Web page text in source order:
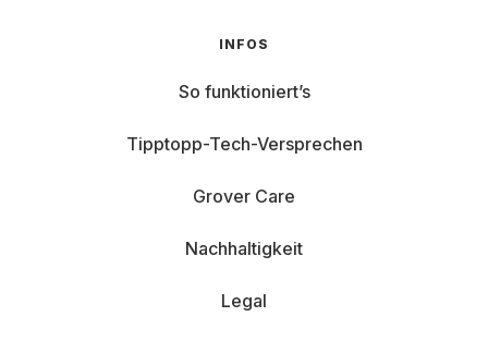
INFOS
So funktioniert’s
Tipptopp-Tech-Versprechen
Grover Care
Nachhaltigkeit
Legal